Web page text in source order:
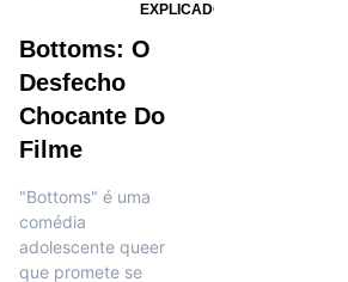
EXPLICADO
Bottoms: O
Desfecho
Chocante Do
Filme
"Bottoms" é uma
comédia
adolescente queer
que promete se